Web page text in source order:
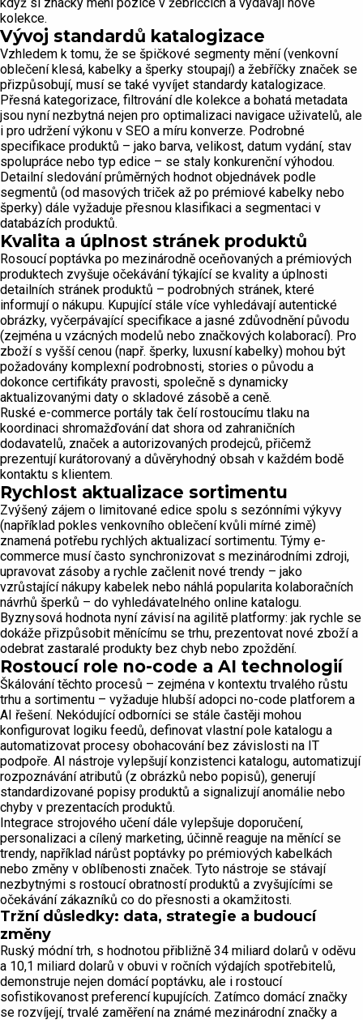
kolekce.
Vývoj standardů katalogizace
Vzhledem k tomu, že se špičkové segmenty mění (venkovní
oblečení klesá, kabelky a šperky stoupají) a žebříčky značek se
přizpůsobují, musí se také vyvíjet standardy katalogizace.
Přesná kategorizace, filtrování dle kolekce a bohatá metadata
jsou nyní nezbytná nejen pro optimalizaci navigace uživatelů, ale
i pro udržení výkonu v SEO a míru konverze. Podrobné
specifikace produktů – jako barva, velikost, datum vydání, stav
spolupráce nebo typ edice – se staly konkurenční výhodou.
Detailní sledování průměrných hodnot objednávek podle
segmentů (od masových triček až po prémiové kabelky nebo
šperky) dále vyžaduje přesnou klasifikaci a segmentaci v
databázích produktů.
Kvalita a úplnost stránek produktů
Rosoucí poptávka po mezinárodně oceňovaných a prémiových
produktech zvyšuje očekávání týkající se kvality a úplnosti
detailních stránek produktů – podrobných stránek, které
informují o nákupu. Kupující stále více vyhledávají autentické
obrázky, vyčerpávající specifikace a jasné zdůvodnění původu
(zejména u vzácných modelů nebo značkových kolaborací). Pro
zboží s vyšší cenou (např. šperky, luxusní kabelky) mohou být
požadovány komplexní podrobnosti, stories o původu a
dokonce certifikáty pravosti, společně s dynamicky
aktualizovanými daty o skladové zásobě a ceně.
Ruské e-commerce portály tak čelí rostoucímu tlaku na
koordinaci shromažďování dat shora od zahraničních
dodavatelů, značek a autorizovaných prodejců, přičemž
prezentují kurátorovaný a důvěryhodný obsah v každém bodě
kontaktu s klientem.
Rychlost aktualizace sortimentu
Zvýšený zájem o limitované edice spolu s sezónními výkyvy
(například pokles venkovního oblečení kvůli mírné zimě)
znamená potřebu rychlých aktualizací sortimentu. Týmy e-
commerce musí často synchronizovat s mezinárodními zdroji,
upravovat zásoby a rychle začlenit nové trendy – jako
vzrůstající nákupy kabelek nebo náhlá popularita kolaboračních
návrhů šperků – do vyhledávatelného online katalogu.
Byznysová hodnota nyní závisí na agilitě platformy: jak rychle se
dokáže přizpůsobit měnícímu se trhu, prezentovat nové zboží a
odebrat zastaralé produkty bez chyb nebo zpoždění.
Rostoucí role no-code a AI technologií
Škálování těchto procesů – zejména v kontextu trvalého růstu
trhu a sortimentu – vyžaduje hlubší adopci no-code platforem a
AI řešení. Nekódující odborníci se stále častěji mohou
konfigurovat logiku feedů, definovat vlastní pole katalogu a
automatizovat procesy obohacování bez závislosti na IT
podpoře. AI nástroje vylepšují konzistenci katalogu, automatizují
rozpoznávání atributů (z obrázků nebo popisů), generují
standardizované popisy produktů a signalizují anomálie nebo
chyby v prezentacích produktů.
Integrace strojového učení dále vylepšuje doporučení,
personalizaci a cílený marketing, účinně reaguje na měnící se
trendy, například nárůst poptávky po prémiových kabelkách
nebo změny v oblíbenosti značek. Tyto nástroje se stávají
nezbytnými s rostoucí obratností produktů a zvyšujícími se
očekávání zákazníků co do přesnosti a okamžitosti.
Tržní důsledky: data, strategie a budoucí
změny
Ruský módní trh, s hodnotou přibližně 34 miliard dolarů v oděvu
a 10,1 miliard dolarů v obuvi v ročních výdajích spotřebitelů,
demonstruje nejen domácí poptávku, ale i rostoucí
sofistikovanost preferencí kupujících. Zatímco domácí značky
se rozvíjejí, trvalé zaměření na známé mezinárodní značky a